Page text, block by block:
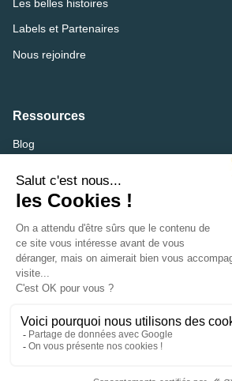
Les belles histoires
Labels et Partenaires
Nous rejoindre
Ressources
Blog
Lexique
Mentions légales
Accessibilité : partiellement conforme